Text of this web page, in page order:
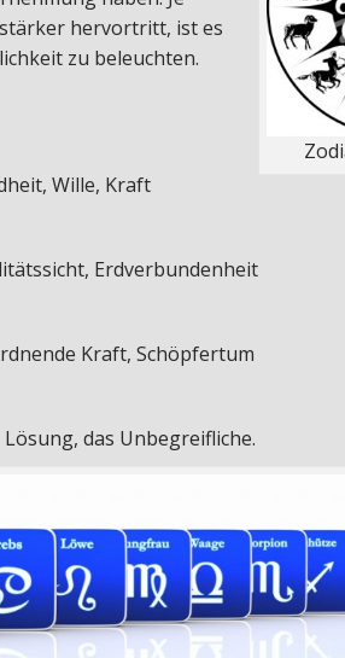
hervortritt, ist es
zu beleuchten.
Wille, Kraft
Erdverbundenheit
Kraft, Schöpfertum
das Unbegreifliche.